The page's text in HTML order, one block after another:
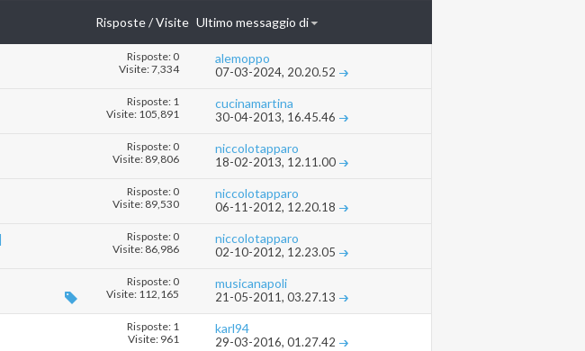
Risposte/Visite Ultimo messaggio di
Risposte: 0
Visite: 7,334
alemoppo
07-03-2024, 20.20.52
Risposte: 1
Visite: 105,891
cucinamartina
30-04-2013, 16.45.46
Risposte: 0
Visite: 89,806
niccolotapparo
18-02-2013, 12.11.00
Risposte: 0
Visite: 89,530
niccolotapparo
06-11-2012, 12.20.18
Risposte: 0
Visite: 86,986
niccolotapparo
02-10-2012, 12.23.05
Risposte: 0
Visite: 112,165
musicanapoli
21-05-2011, 03.27.13
Risposte: 1
Visite: 961
karl94
29-03-2016, 01.27.42